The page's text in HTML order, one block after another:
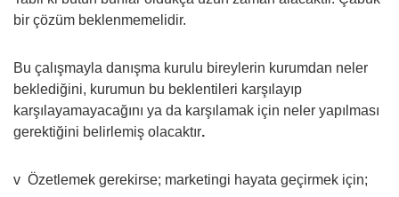
bir çözüm beklenmemelidir.
Bu çalışmayla danışma kurulu bireylerin kurumdan neler
beklediğini, kurumun bu beklentileri karşılayıp
karşılayamayacağını ya da karşılamak için neler yapılması
gerektiğini belirlemiş olacaktır.
v Özetlemek gerekirse; marketingi hayata geçirmek için;